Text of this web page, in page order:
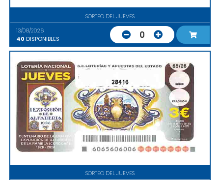
SORTEO DEL JUEVES
13/08/2026
40 DISPONIBLES 0
28416
SORTEO DEL JUEVES